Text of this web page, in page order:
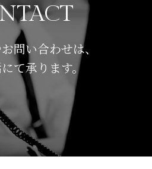
問い合わせは、
て承ります。